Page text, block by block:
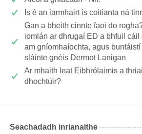
Is é an iarmhairt is coitianta ná
Gan a bheith cinnte faoi do
iomlán ar dhrugaí ED a bhfuil cáil
am gníomhaíochta, agus
sláinte gnéis Dermot Lanigan
Ar mhaith leat Eibhrólaimis a
dhochtúir?
Seachadadh inrianaithe